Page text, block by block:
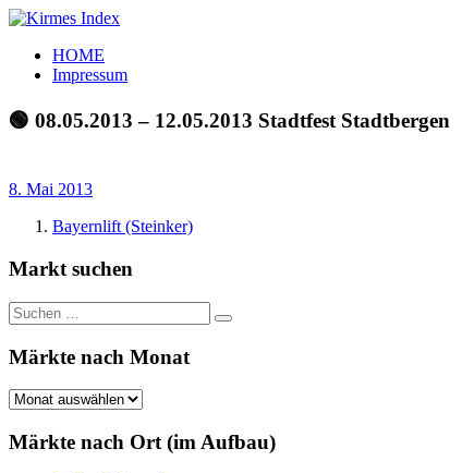
Zum
springen
Kirmes
Index
Tourpläne
der
letzten
HOME
Impressum
🟢 08.05.2013 – 12.05.2013 Stadtfest Stadtbergen
8. Mai 2013
Bayernlift (Steinker)
Markt suchen
Suchen
nach:
Suchen
Märkte nach Monat
Märkte
Monat
Märkte nach Ort (im Aufbau)